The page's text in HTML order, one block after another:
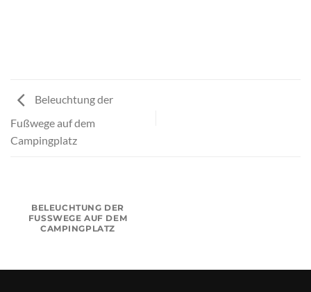
Beleuchtung der
Fußwege auf dem
Campingplatz
BELEUCHTUNG DER
FUSSWEGE AUF DEM C
AMPINGPLATZ